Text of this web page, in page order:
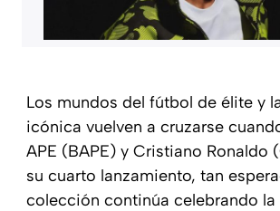
Los mundos del fútbol de élite y
icónica vuelven a cruzarse
APE (BAPE) y Cristiano Ronaldo
su cuarto lanzamiento, tan
colección continúa celebrando la